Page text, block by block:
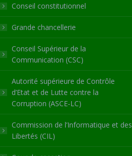
Conseil constitutionnel
Grande chancellerie
Conseil Supérieur de la
Communication (CSC)
Autorité supérieure de Contrôle
d’Etat et de Lutte contre la
Corruption (ASCE-LC)
Commission de l’Informatique et des
Libertés (CIL)